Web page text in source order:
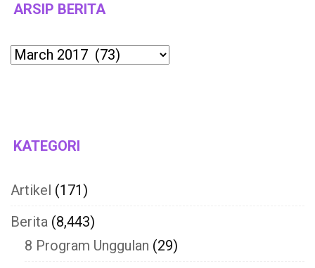
ARSIP BERITA
Archives
KATEGORI
Artikel (171)
Berita (8,443)
8 Program Unggulan (29)